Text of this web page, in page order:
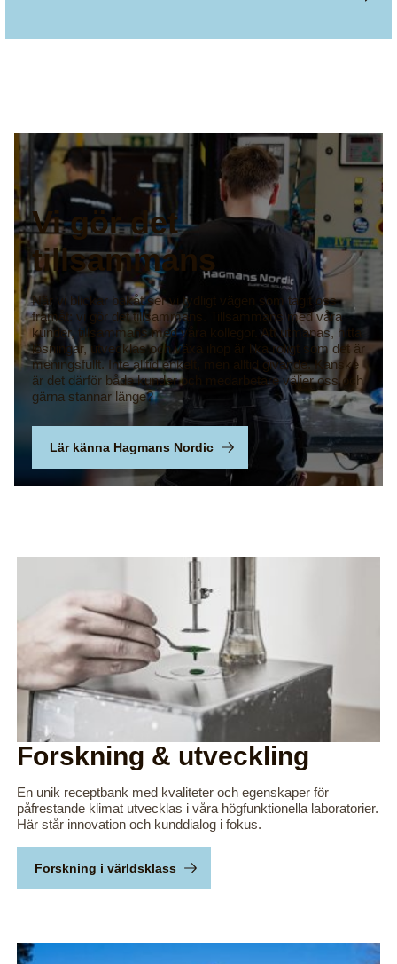
Vi gör det
tillsammans
När vi blickar bakåt ser vi tydligt vägen som tagit oss
framåt: vi gör det tillsammans. Tillsammans med våra
kunder, tillsammans med våra kollegor. Att utmanas, hitta
lösningar, utvecklas och växa ihop är lika roligt som det är
meningsfullt. Inte alltid enkelt, men alltid givande. Kanske
är det därför både kunder och medarbetare väljer oss och
gärna stannar länge?
Lär känna Hagmans Nordic
Forskning & utveckling
En unik receptbank med kvaliteter och egenskaper för
påfrestande klimat utvecklas i våra högfunktionella laboratorier.
Här står innovation och kunddialog i fokus.
Forskning i världsklass